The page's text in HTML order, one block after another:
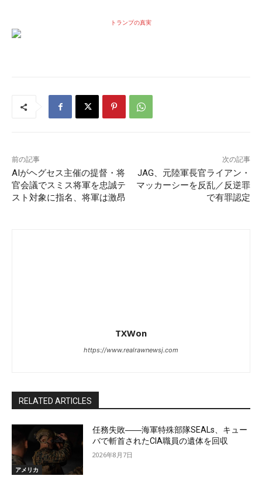
トランプの真実
前の記事
AIがヘグセス主催の提督・将
官会議でスミス将軍を忠誠テ
スト対象に指名、将軍は激昂
次の記事
JAG、元陸軍長官ライアン・
マッカーシーを反乱／反逆罪
で有罪認定
TXWon
https://www.realrawnewsj.com
RELATED ARTICLES
アメリカ
任務失敗――海軍特殊部隊SEALs、キュー
バで斬首されたCIA職員の遺体を回収
2026年8月7日